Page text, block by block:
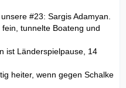
#23: Sargis Adamyan.
tunnelte Boateng und
ist Länderspielpause, 14
heiter, wenn gegen Schalke